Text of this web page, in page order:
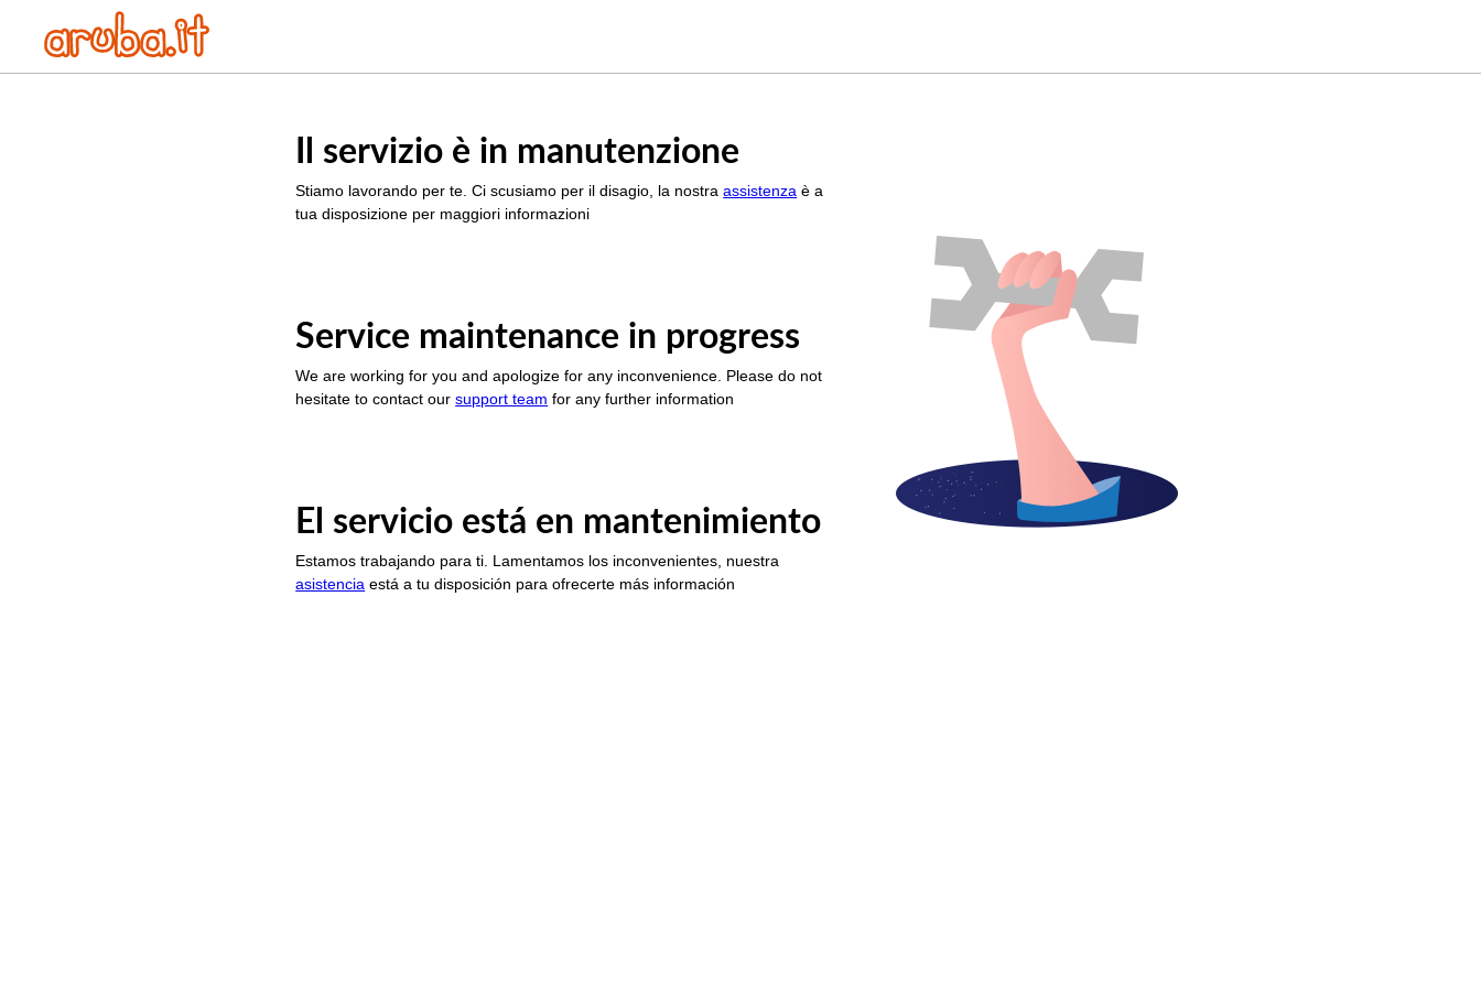
Il servizio è in manutenzione
Stiamo lavorando per te. Ci scusiamo per il disagio, la nostraassistenza è a
tua disposizione per maggiori informazioni
Service maintenance in progress
We are working for you and apologize for any inconvenience. Please do not
hesitate to contact oursupport team for any further information
El servicio está en mantenimiento
Estamos trabajando para ti. Lamentamos los inconvenientes, nuestra
asistencia está a tu disposición para ofrecerte más información